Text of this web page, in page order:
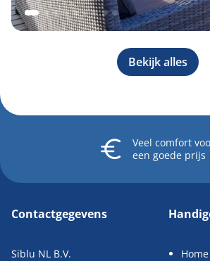
Bekijk alles
Veel comfort
een goede prijs
Contactgegevens
Siblu NL B.V.
Home